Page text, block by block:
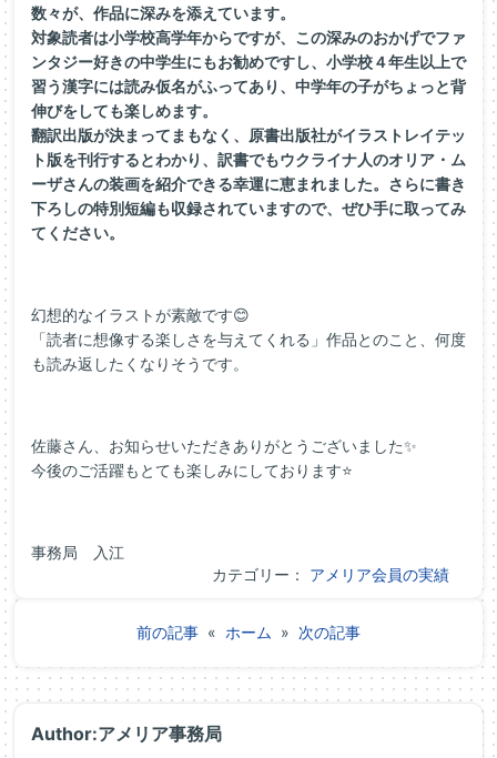
数々が、作品に深みを添えています。
対象読者は小学校高学年からですが、この深みのおかげでファ
ンタジー好きの中学生にもお勧めですし、小学校４年生以上で
習う漢字には読み仮名がふってあり、中学年の子がちょっと背
伸びをしても楽しめます。
翻訳出版が決まってまもなく、原書出版社がイラストレイテッ
ト版を刊行するとわかり、訳書でもウクライナ人のオリア・ム
ーザさんの装画を紹介できる幸運に恵まれました。さらに書き
下ろしの特別短編も収録されていますので、ぜひ手に取ってみ
てください。
幻想的なイラストが素敵です😊
「読者に想像する楽しさを与えてくれる」作品とのこと、何度
も読み返したくなりそうです。
佐藤さん、お知らせいただきありがとうございました✨
今後のご活躍もとても楽しみにしております⭐
事務局 入江
カテゴリー： アメリア会員の実績
前の記事 « ホーム » 次の記事
Author:アメリア事務局